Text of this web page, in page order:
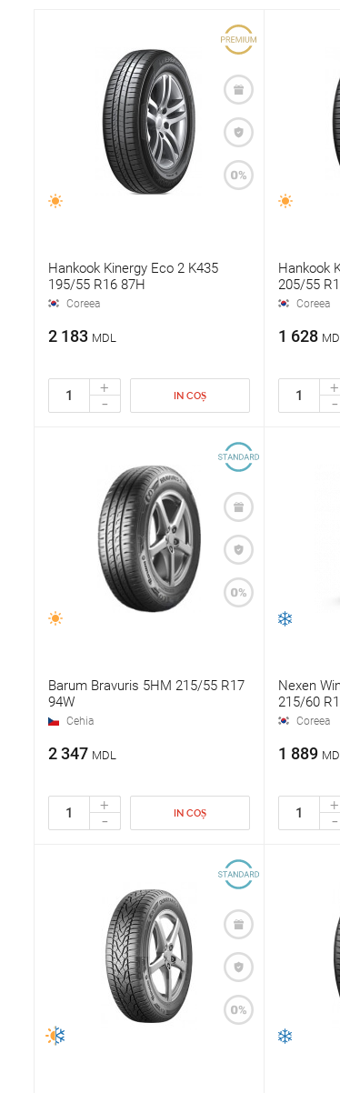
Hankook Kinergy Eco 2 K435
195/55 R16 87H
Coreea
2 183 MDL
+
- IN COȘ
Hankook
205/55
Coreea
1 628
+
-
Barum Bravuris 5HM 215/55 R17
94W
Cehia
2 347 MDL
+
- IN COȘ
Nexen
215/60
Coreea
1 889
+
-